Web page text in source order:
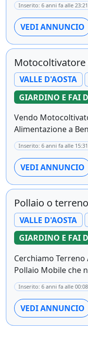
Inserito: 6 anni fa alle 23:21
VEDI ANNUNCIO
Motocoltivatore
VALLE D'AOSTA
GIARDINO E FAI
Vendo
Alimentazione a
Inserito: 6 anni fa alle 15:31
VEDI ANNUNCIO
Pollaio o
VALLE D'AOSTA
GIARDINO E FAI
Cerchiamo
Pollaio Mobile che
Inserito: 6 anni fa alle 00:08
VEDI ANNUNCIO